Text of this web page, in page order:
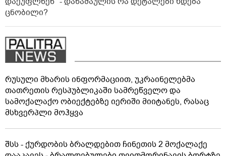
ცნობილი?
რუსული მხარის ინფორმაციით, უკრაინელებმა
თათრეთის რესპუბლიკაში სამრეწველო და
სამოქალაქო ობიექტებზე იერიში მიიტანეს, რასაც
მსხვერპლი მოჰყვა
შსს - ქურდობის ბრალდებით ჩინეთის 2 მოქალაქე